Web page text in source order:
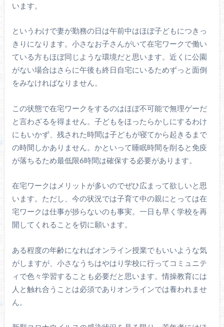
います。
というわけで妻が勤務の日は午前中はほぼ子どもにつきっ
きりになります。小さなお子さんがいて在宅ワークで働い
ている方もほぼ同じような環境だと思います。近くに公園
がない場合はさらに午後も終日自宅にいるためずっと面倒
をみなければなりません。
この状態で在宅ワークをするのはほぼ不可能で無理ゲーだ
と言わざるを得ません。子どもをほったらかしにするわけ
にもいかず、残された時間は子どもが寝てから起きるまで
の時間しかありません。かといって睡眠時間を削ると免疫
が落ちるため最低限6時間は確保する必要があります。
在宅ワークはメリットが多いのでぜひ広まって欲しいと思
います。ただし、今の状況では子育て中の親にとっては在
宅ワークは仕事が捗らないのも事実。一日も早く学校を再
開してくれることを切に願います。
ある程度の年齢になればオンライン授業でもいいような気
がしますが、小さなうちはやはり学校に行ってコミュニテ
ィで色々学習することも必要だと思います。情操教育には
人と触れ合うことは必須でありオンラインでは養われませ
ん。